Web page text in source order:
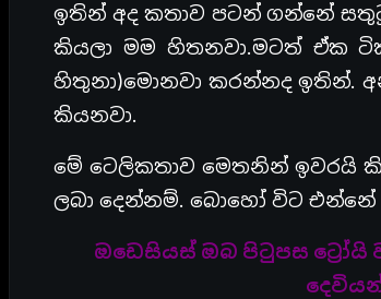
ඉතින් අද කතාව පටන් ගන්නේ
කියලා මම හිතනවා.මටත් ඒක
හිතුනා)මොනවා කරන්නද ඉතින්.
කියනවා.
මේ ටෙලිකතාව මෙතනින් ඉවරයි
ලබා දෙන්නම්. බොහෝ විට එන්නේ
ඔඩෙසියස් ඔබ පිටුපස